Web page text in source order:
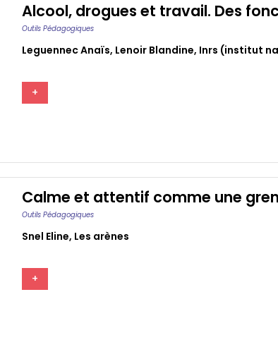
Alcool, drogues et travail. Des
Outils Pédagogiques
Leguennec Anaïs, Lenoir Blandine, Inrs (institut
+
Calme et attentif comme une
Outils Pédagogiques
Snel Eline, Les arènes
+